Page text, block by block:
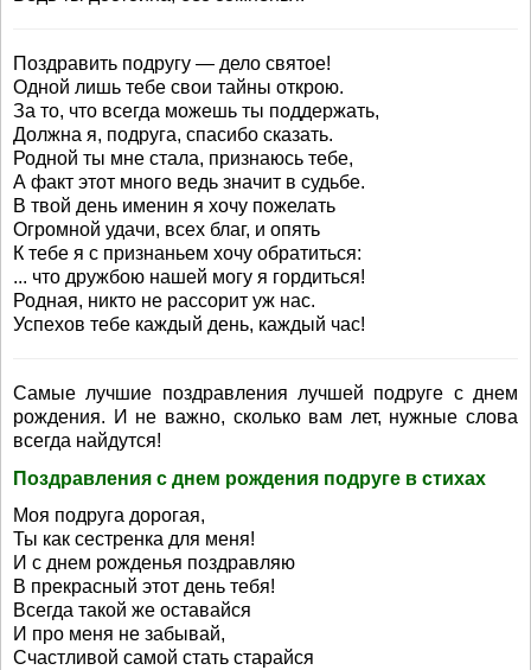
Поздравить подругу — дело святое!
Одной лишь тебе свои тайны открою.
За то, что всегда можешь ты поддержать,
Должна я, подруга, спасибо сказать.
Родной ты мне стала, признаюсь тебе,
А факт этот много ведь значит в судьбе.
В твой день именин я хочу пожелать
Огромной удачи, всех благ, и опять
К тебе я с признаньем хочу обратиться:
... что дружбою нашей могу я гордиться!
Родная, никто не рассорит уж нас.
Успехов тебе каждый день, каждый час!
Самые лучшие поздравления лучшей подруге с днем
рождения. И не важно, сколько вам лет, нужные слова
всегда найдутся!
Поздравления с днем рождения подруге в стихах
Моя подруга дорогая,
Ты как сестренка для меня!
И с днем рожденья поздравляю
В прекрасный этот день тебя!
Всегда такой же оставайся
И про меня не забывай,
Счастливой самой стать старайся